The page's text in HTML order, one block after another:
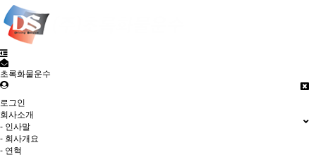
초록화물운수
로그인
회사소개
- 인사말
- 회사개요
- 연혁